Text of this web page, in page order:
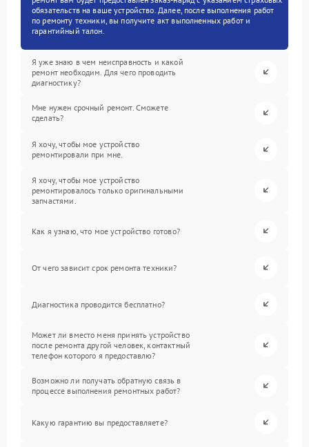
обязательств на ваше устройство. Далее, после выполнения работ
по ремонту техники, вы получите акт выполненных работ и
гарантийный талон.
Я уже знаю в чем неисправность и какой
ремонт необходим. Для чего проводить
диагностику?
Мне нужен срочный ремонт. Сможете
сделать?
Я хочу, чтобы мое устройство
ремонтировали при мне.
Я хочу, чтобы мое устройство
ремонтировалось только оригинальными
запчастями.
Как я узнаю, что мое устройство готово?
От чего зависит срок ремонта техники?
Диагностика проводится бесплатно?
Может ли вместо меня принять устройство
после ремонта другой человек, контактный
телефон которого я предоставлю?
Возможно ли получать обратную связь в
процессе выполнения ремонтных работ?
Какую гарантию вы предоставляете?